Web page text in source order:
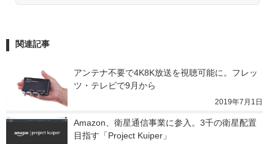
関連記事
アンテナ不要で4K8K放送を視聴可能に。フレッ
ツ・テレビで9月から
2019年7月1日
Amazon、衛星通信事業に参入。3千の衛星配置
目指す「Project Kuiper」